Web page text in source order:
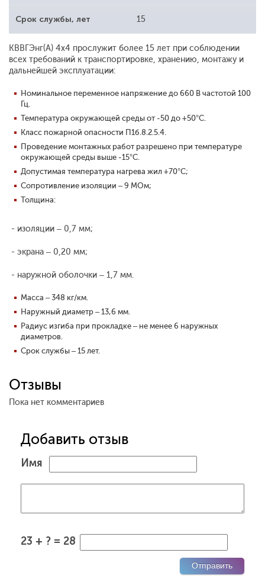
Срок службы, лет 15
КВВГЭнг(А) 4x4 прослужит более 15 лет при соблюдении
всех требований к транспортировке, хранению, монтажу и
дальнейшей эксплуатации:
Номинальное переменное напряжение до 660 В частотой 100
Гц.
Температура окружающей среды от -50 до +50°С.
Класс пожарной опасности П1б.8.2.5.4.
Проведение монтажных работ разрешено при температуре
окружающей среды выше -15°С.
Допустимая температура нагрева жил +70°С;
Сопротивление изоляции – 9 МОм;
Толщина:
- изоляции – 0,7 мм;
- экрана – 0,20 мм;
- наружной оболочки – 1,7 мм.
Масса – 348 кг/км.
Наружный диаметр – 13,6 мм.
Радиус изгиба при прокладке – не менее 6 наружных
диаметров.
Срок службы – 15 лет.
Отзывы
Пока нет комментариев
Добавить отзыв
Имя
23 + ? = 28